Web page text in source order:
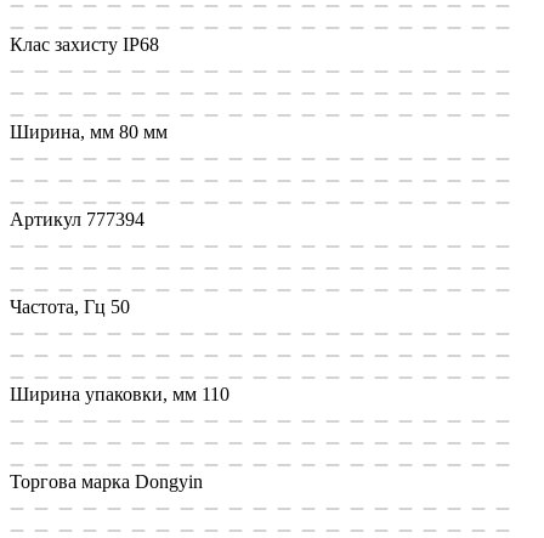
Клас захисту IP68
Ширина, мм 80 мм
Артикул 777394
Частота, Гц 50
Ширина упаковки, мм 110
Торгова марка Dongyin